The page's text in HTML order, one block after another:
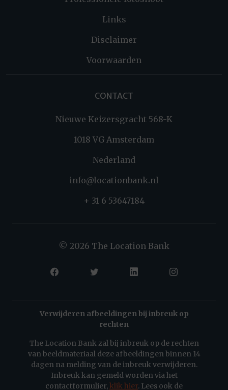
Links
Disclaimer
Voorwaarden
CONTACT
Nieuwe Keizersgracht 568-K
1018 VG Amsterdam
Nederland
info@locationbank.nl
+ 31 6 53647184
© 2026 The Location Bank
Verwijderen afbeeldingen bij inbreuk op
rechten
The Location Bank zal bij inbreuk op de rechten
van beeldmateriaal deze afbeeldingen binnen 14
dagen na melding van de inbreuk verwijderen.
Inbreuk kan gemeld worden via het
contactformulier,klik hier. Lees ook de